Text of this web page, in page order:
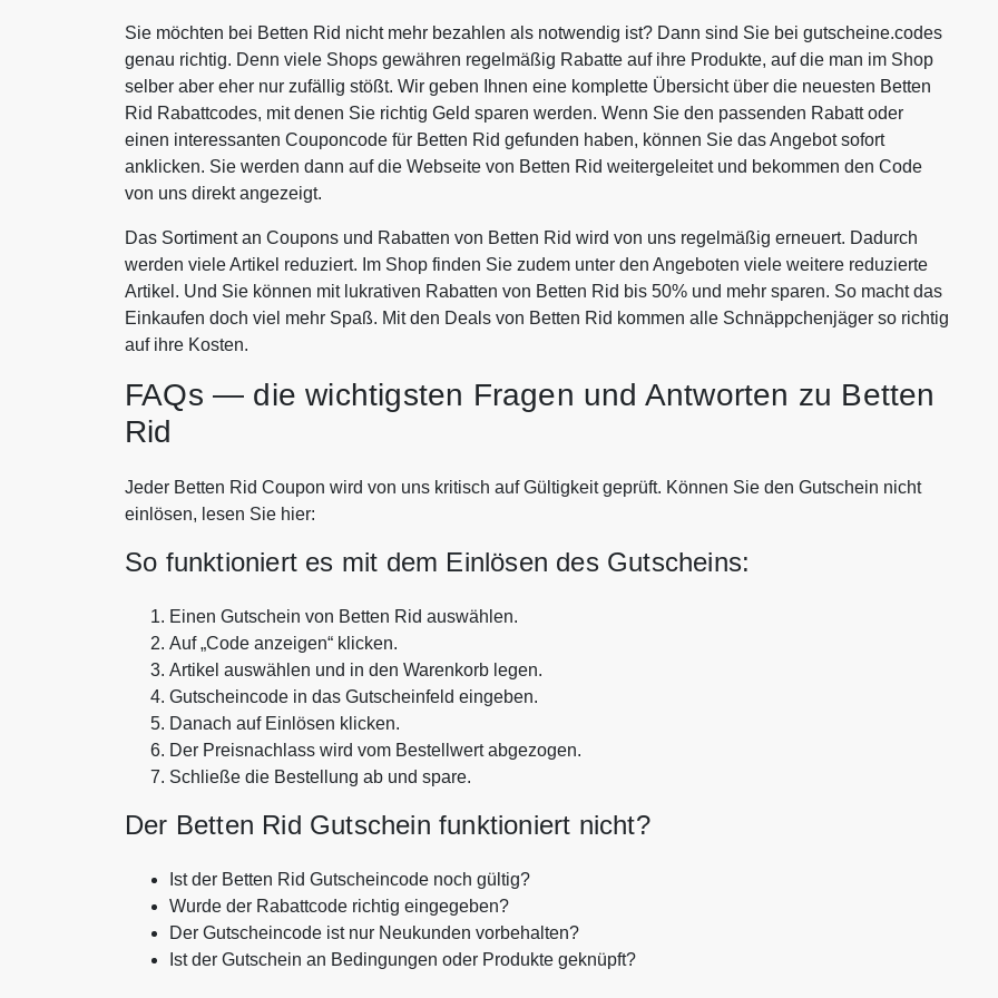
Sie möchten bei Betten Rid nicht mehr bezahlen als notwendig ist? Dann sind Sie bei gutscheine.codes
genau richtig. Denn viele Shops gewähren regelmäßig Rabatte auf ihre Produkte, auf die man im Shop
selber aber eher nur zufällig stößt. Wir geben Ihnen eine komplette Übersicht über die neuesten Betten
Rid Rabattcodes, mit denen Sie richtig Geld sparen werden. Wenn Sie den passenden Rabatt oder
einen interessanten Couponcode für Betten Rid gefunden haben, können Sie das Angebot sofort
anklicken. Sie werden dann auf die Webseite von Betten Rid weitergeleitet und bekommen den Code
von uns direkt angezeigt.
Das Sortiment an Coupons und Rabatten von Betten Rid wird von uns regelmäßig erneuert. Dadurch
werden viele Artikel reduziert. Im Shop finden Sie zudem unter den Angeboten viele weitere reduzierte
Artikel. Und Sie können mit lukrativen Rabatten von Betten Rid bis 50% und mehr sparen. So macht das
Einkaufen doch viel mehr Spaß. Mit den Deals von Betten Rid kommen alle Schnäppchenjäger so richtig
auf ihre Kosten.
FAQs — die wichtigsten Fragen und Antworten zu Betten
Rid
Jeder Betten Rid Coupon wird von uns kritisch auf Gültigkeit geprüft. Können Sie den Gutschein nicht
einlösen, lesen Sie hier:
So funktioniert es mit dem Einlösen des Gutscheins:
Einen Gutschein von Betten Rid auswählen.
Auf „Code anzeigen“ klicken.
Artikel auswählen und in den Warenkorb legen.
Gutscheincode in das Gutscheinfeld eingeben.
Danach auf Einlösen klicken.
Der Preisnachlass wird vom Bestellwert abgezogen.
Schließe die Bestellung ab und spare.
Der Betten Rid Gutschein funktioniert nicht?
Ist der Betten Rid Gutscheincode noch gültig?
Wurde der Rabattcode richtig eingegeben?
Der Gutscheincode ist nur Neukunden vorbehalten?
Ist der Gutschein an Bedingungen oder Produkte geknüpft?